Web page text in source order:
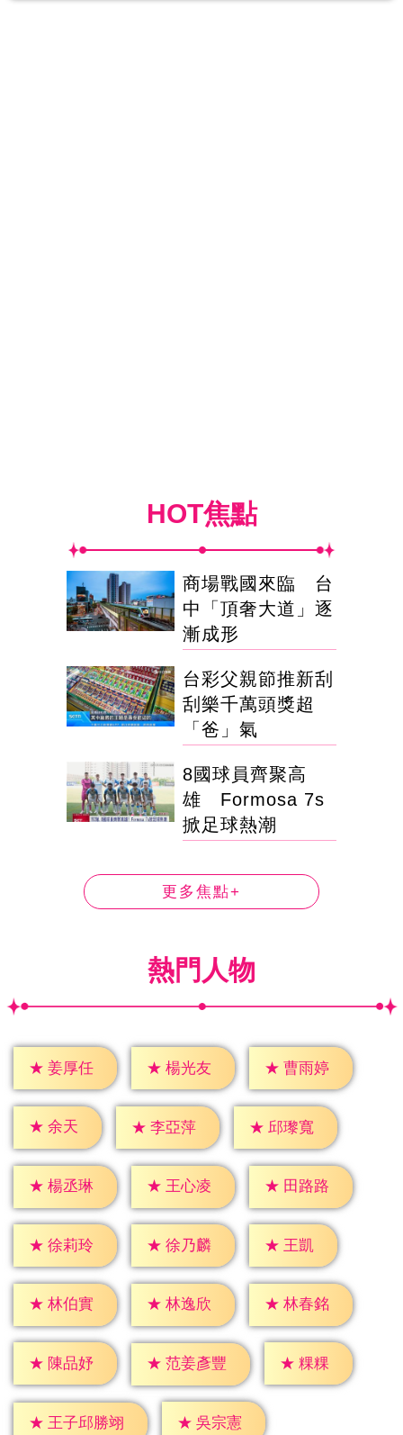
HOT焦點
商場戰國來臨 台
中「頂奢大道」逐
漸成形
台彩父親節推新刮
刮樂千萬頭獎超
「爸」氣
8國球員齊聚高
雄 Formosa 7s
掀足球熱潮
更多焦點+
熱門人物
★ 姜厚任 ★ 楊光友 ★ 曹雨婷
★ 余天 ★ 李亞萍 ★ 邱瓈寬
★ 楊丞琳 ★ 王心凌 ★ 田路路
★ 徐莉玲 ★ 徐乃麟 ★ 王凱
★ 林伯實 ★ 林逸欣 ★ 林春銘
★ 陳品妤 ★ 范姜彥豐 ★ 粿粿
★ 王子邱勝翊 ★ 吳宗憲